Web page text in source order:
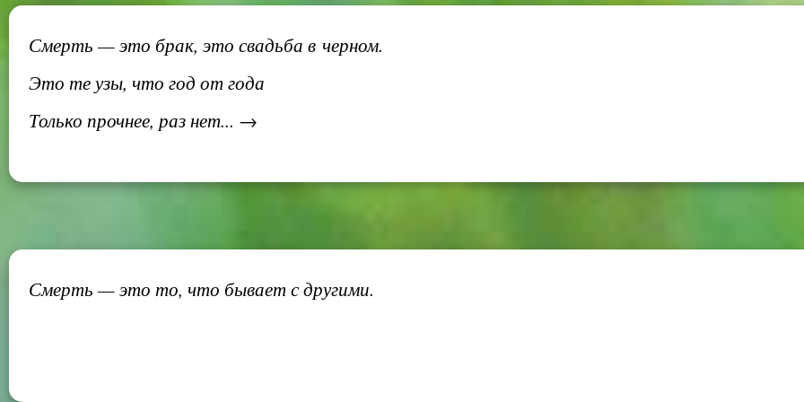
Смерть — это брак, это свадьба в черном.
Это те узы, что год от года
Только прочнее, раз нет... →
Смерть — это то, что бывает с другими.